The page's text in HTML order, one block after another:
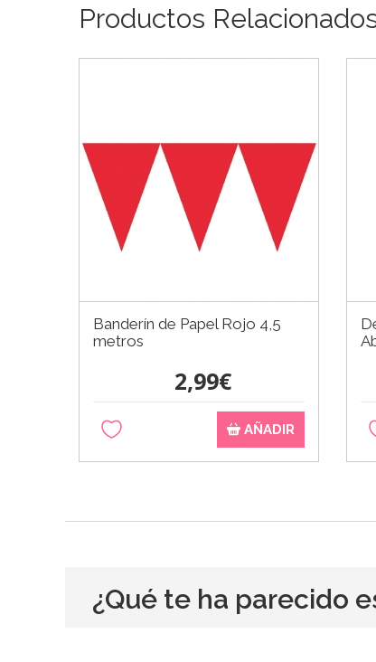
Productos
Banderín de Papel Rojo 4,5
metros
2,99€
AÑADIR
¿Qué te ha parecido